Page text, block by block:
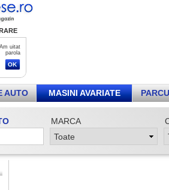
Am uitat
parola
AUTO MASINI AVARIATE
MARCA